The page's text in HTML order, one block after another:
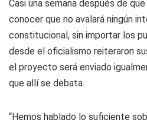
Casi una semana después de
conocer que no avalará ningún
constitucional, sin importar los
desde el oficialismo reiteraron
el proyecto será enviado
que allí se debata.
“Hemos hablado lo suficiente